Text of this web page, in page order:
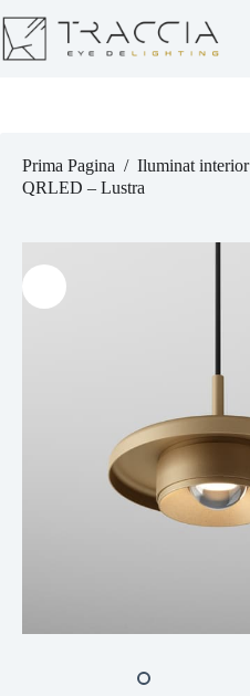
Prima Pagina / Iluminat interior
QRLED – Lustra